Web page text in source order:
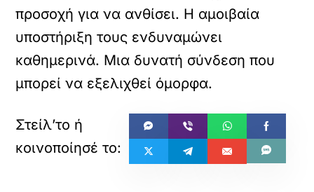
προσοχή για να ανθίσει. Η αμοιβαία
υποστήριξη τους ενδυναμώνει
καθημερινά. Μια δυνατή σύνδεση που
μπορεί να εξελιχθεί όμορφα.